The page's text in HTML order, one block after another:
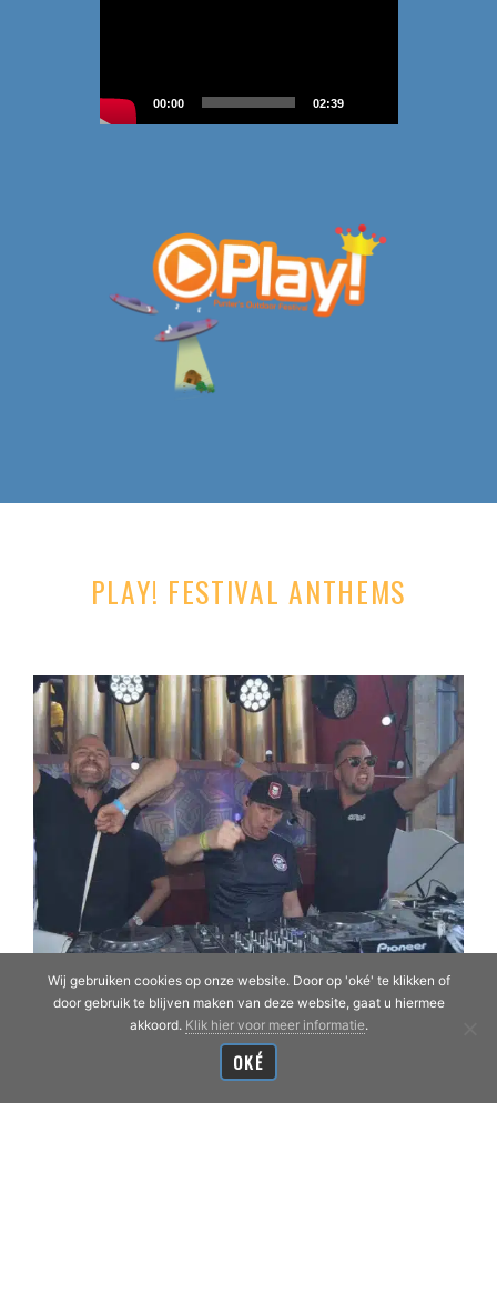
00:00 02:39
PLAY! FESTIVAL ANTHEMS
MY BALLS & MY WORD
(ANTHEM PLAY! FESTIVAL
THE ITALIAN EDITION 2019)
Wij gebruiken cookies op onze website. Door op 'oké' te klikken of
door gebruik te blijven maken van deze website, gaat u hiermee
akkoord. Klik hier voor meer informatie.
OKÉ